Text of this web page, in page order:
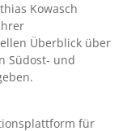
Kowasch
Überblick über
Südost- und
für